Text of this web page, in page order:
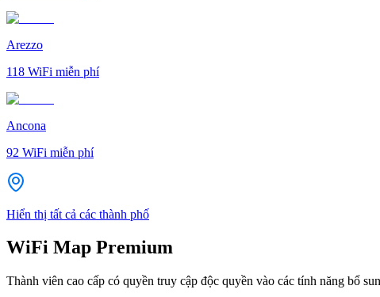
Arezzo
118 WiFi miễn phí
Ancona
92 WiFi miễn phí
Hiển thị tất cả các thành phố
WiFi Map Premium
Thành viên cao cấp có quyền truy cập độc quyền vào các tính năng bổ